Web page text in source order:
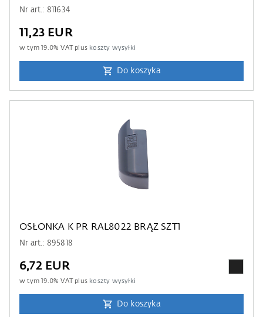
Nr art.: 811634
11,23 EUR
w tym19.0% VAT plus koszty wysyłki
Do koszyka
OSŁONKA K PR RAL8022 BRĄZ SZT1
Nr art.: 895818
6,72 EUR
w tym19.0% VAT plus koszty wysyłki
Do koszyka